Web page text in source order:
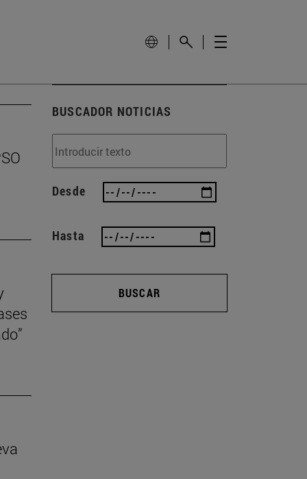
BUSCADOR NOTICIAS
Desde
Hasta
BUSCAR